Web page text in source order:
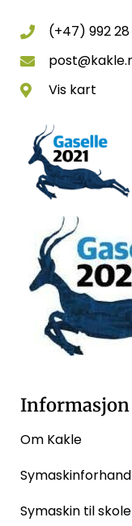
(+47) 992
Vis kart
Informasjon
Om Kakle
Symaskin til